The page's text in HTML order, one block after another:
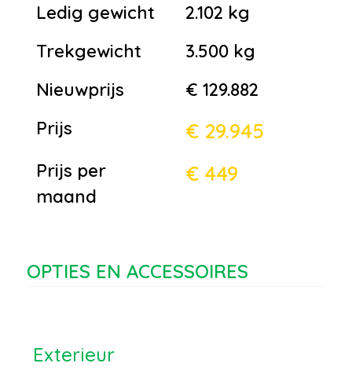
Ledig gewicht
2.102 kg
Trekgewicht
3.500 kg
Nieuwprijs
€ 129.882
Prijs
€ 29.945
Prijs per
maand
€ 449
OPTIES EN ACCESSOIRES
Exterieur